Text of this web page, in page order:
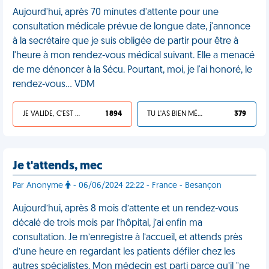
Aujourd'hui, après 70 minutes d'attente pour une
consultation médicale prévue de longue date, j'annonce
à la secrétaire que je suis obligée de partir pour être à
l'heure à mon rendez-vous médical suivant. Elle a menacé
de me dénoncer à la Sécu. Pourtant, moi, je l'ai honoré, le
rendez-vous… VDM
JE VALIDE, C'EST UNE VDM 1 894 TU L'AS BIEN MÉRITÉ 379
Je t'attends, mec
Par Anonyme - 06/06/2024 22:22 - France - Besançon
Aujourd’hui, après 8 mois d’attente et un rendez-vous
décalé de trois mois par l’hôpital, j’ai enfin ma
consultation. Je m’enregistre à l’accueil, et attends près
d’une heure en regardant les patients défiler chez les
autres spécialistes. Mon médecin est parti parce qu’il "ne